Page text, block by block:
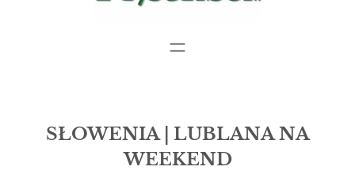
SŁOWENIA | LUBLANA NA
WEEKEND